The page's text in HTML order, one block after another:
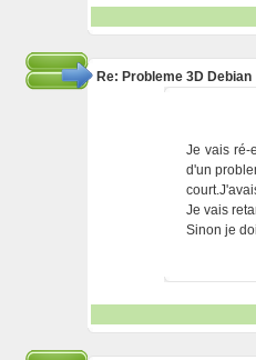
Re: Probleme 3D Debian
Je vais ré-
d'un
Je vais
Sinon je